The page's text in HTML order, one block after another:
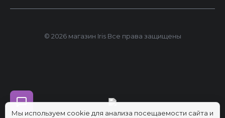
© 2026 магазин Iris Все права защищены
Мы используем cookie для анализа посещаемости сайта и